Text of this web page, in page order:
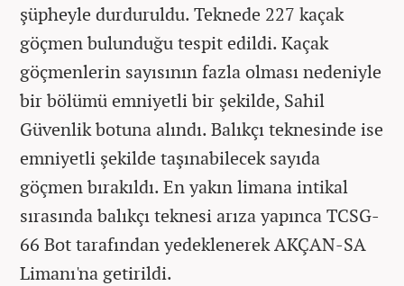
şüpheyle durduruldu. Teknede 227 kaçak
göçmen bulunduğu tespit edildi. Kaçak
göçmenlerin sayısının fazla olması nedeniyle
bir bölümü emniyetli bir şekilde, Sahil
Güvenlik botuna alındı. Balıkçı teknesinde ise
emniyetli şekilde taşınabilecek sayıda
göçmen bırakıldı. En yakın limana intikal
sırasında balıkçı teknesi arıza yapınca TCSG-
66 Bot tarafından yedeklenerek AKÇAN-SA
Limanı'na getirildi.